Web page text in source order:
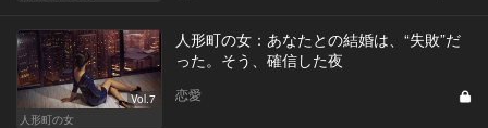
Vol.7
人形町の女
人形町の女：あなたとの結婚は、“失敗”だ
った。そう、確信した夜
恋愛